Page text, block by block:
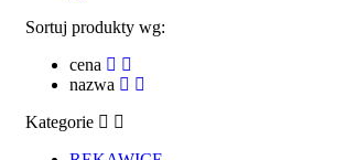
Sortuj produkty wg:
cena
nazwa
Kategorie